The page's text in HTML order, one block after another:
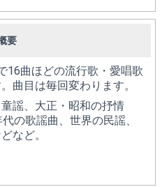
要
16曲ほどの流行歌・愛唱歌
曲目は毎回変わります。
謡、大正・昭和の抒情
の歌謡曲、世界の民謡、
など。